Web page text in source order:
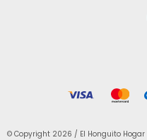
© Copyright 2026 / El Honguito Hogar